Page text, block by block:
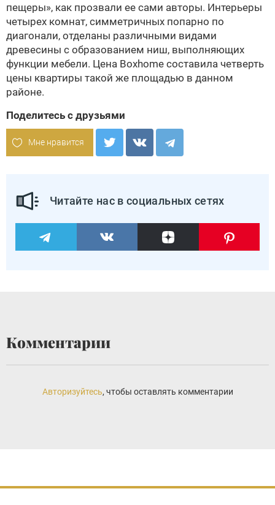
пещеры», как прозвали ее сами авторы. Интерьеры
четырех комнат, симметричных попарно по
диагонали, отделаны различными видами
древесины с образованием ниш, выполняющих
функции мебели. Цена Boxhome составила четверть
цены квартиры такой же площадью в данном
районе.
Поделитесь с друзьями
Мне нравится
Читайте нас в социальных сетях
Комментарии
Авторизуйтесь, чтобы оставлять комментарии